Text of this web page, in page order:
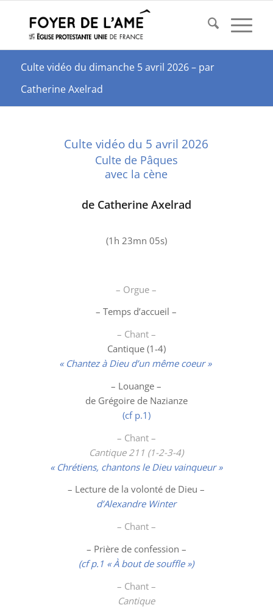
Culte vidéo du dimanche 5 avril 2026 – par
Catherine Axelrad
Culte vidéo du 5 avril 2026
Culte de Pâques
avec la cène
de Catherine Axelrad
(1h 23mn 05s)
– Orgue –
– Temps d’accueil –
– Chant –
Cantique (1-4)
« Chantez à Dieu d’un même coeur »
– Louange–
de Grégoire de Nazianze
(cf p.1)
– Chant –
Cantique 211 (1-2-3-4)
« Chrétiens, chantons le Dieu vainqueur »
– Lecture de la volonté de Dieu –
d’Alexandre Winter
– Chant –
– Prière de confession –
(cf p.1 « À bout de souffle »)
– Chant –
Cantique